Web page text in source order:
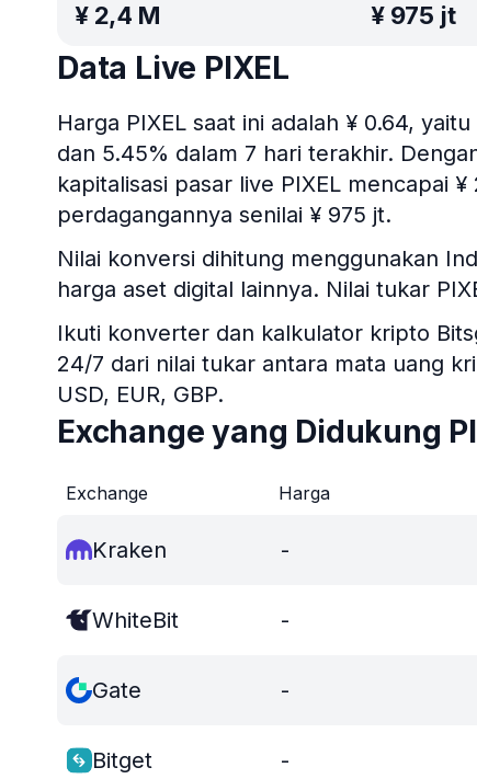
¥ 2,4 M ¥ 975 jt
Data Live PIXEL
Harga PIXEL saat ini adalah ¥ 0.64,
dan 5.45% dalam 7 hari terakhir.
kapitalisasi pasar live PIXEL mencapai
perdagangannya senilai ¥ 975 jt.
Nilai konversi dihitung menggunakan
harga aset digital lainnya. Nilai tukar
Ikuti konverter dan kalkulator kripto
24/7 dari nilai tukar antara mata uang
USD, EUR, GBP.
Exchange yang Didukung
Exchange Harga
Kraken -
WhiteBit -
Gate -
Bitget -